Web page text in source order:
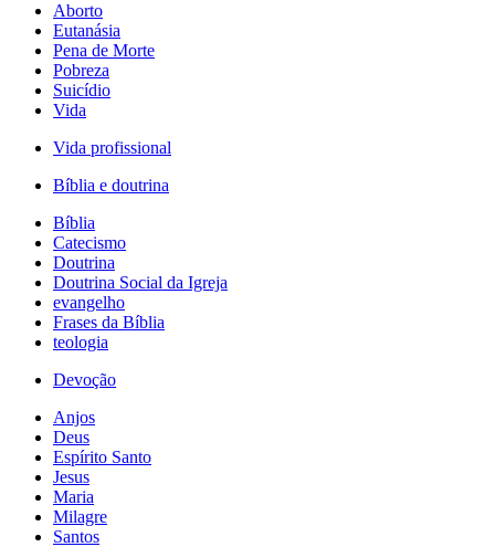
Aborto
Eutanásia
Pena de Morte
Pobreza
Suicídio
Vida
Vida profissional
Bíblia e doutrina
Bíblia
Catecismo
Doutrina
Doutrina Social da Igreja
evangelho
Frases da Bíblia
teologia
Devoção
Anjos
Deus
Espírito Santo
Jesus
Maria
Milagre
Santos